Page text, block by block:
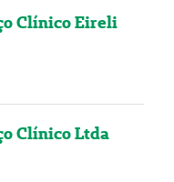
Clínico Eireli
Clínico Ltda